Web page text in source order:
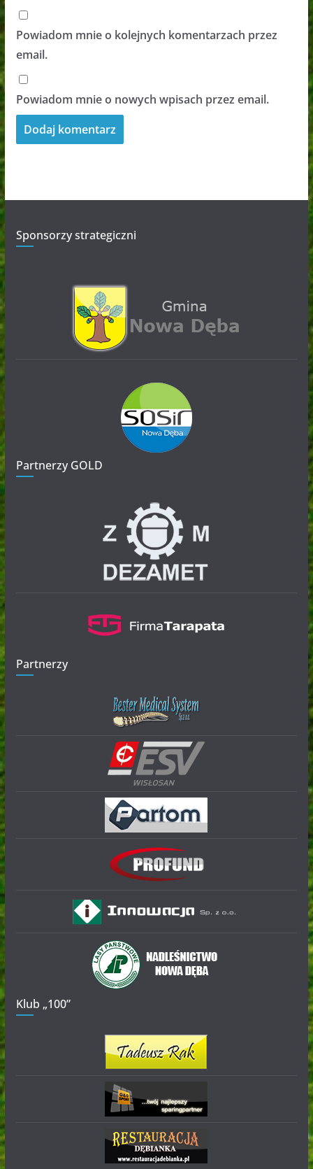
Powiadom mnie o kolejnych komentarzach przez
email.
Powiadom mnie o nowych wpisach przez email.
Sponsorzy strategiczni
Partnerzy GOLD
Partnerzy
Klub „100”